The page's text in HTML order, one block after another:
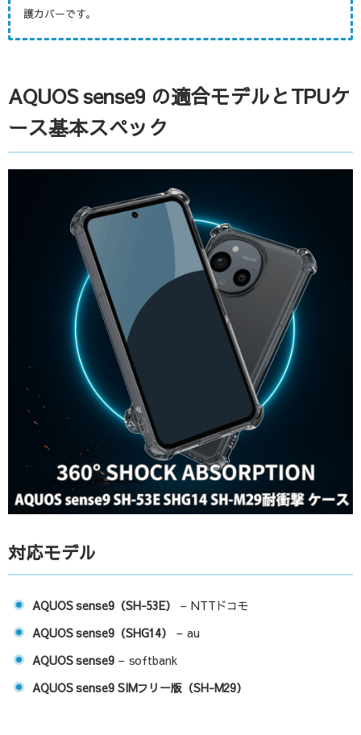
護カバーです。
AQUOS sense9 の適合モデルとTPUケ
ース基本スペック
対応モデル
AQUOS sense9（SH-53E）
– NTTドコモ
AQUOS sense9（SHG14）
– au
AQUOS sense9– softbank
AQUOS sense9 SIMフリー版（SH-M29）